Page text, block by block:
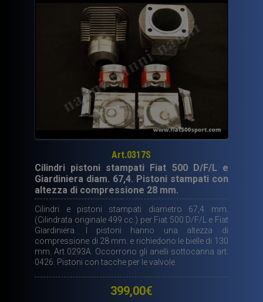
Art.0317S
Cilindri pistoni stampati Fiat 500 D/F/L e
Giardiniera diam. 67,4. Pistoni stampati con
altezza di compressione 28 mm.
Cilindri e pistoni stampati diametro 67,4 mm.
(Cilindrata originale 499 cc.) per Fiat 500 D/F/L e Fiat
Giardiniera. I pistoni hanno una altezza di
compressione di 28 mm. e richiedono le bielle di 130
mm. Art 0293A. Occorrono gli anelli sottocanna art.
0426. Pistoni con tacche per le valvole.
399,00€